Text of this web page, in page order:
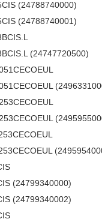
(24788740000)
(24788740001)
(24747720500)
(24799340000)
(24799340002)